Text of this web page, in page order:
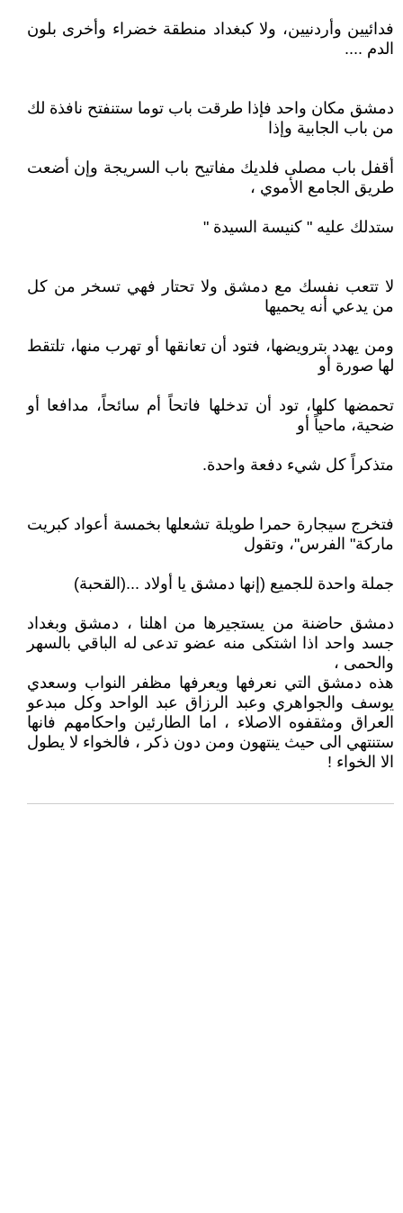
فدائيين وأردنيين، ولا كبغداد منطقة خضراء وأخرى بلون
الدم ....‏‏‏‏‏
دمشق مكان واحد فإذا طرقت باب توما ستنفتح نافذة لك
من باب الجابية وإذا
أقفل باب مصلى فلديك مفاتيح باب السريجة‏‏‏‏‏ وإن أضعت
طريق الجامع الأموي ،
ستدلك عليه " كنيسة السيدة "
لا تتعب نفسك مع دمشق ولا تحتار فهي تسخر من كل
من يدعي أنه يحميها
ومن يهدد بترويضها، فتود أن تعانقها أو تهرب منها، تلتقط
لها صورة أو
تحمضها كلها، تود أن تدخلها فاتحاً أم سائحاً، مدافعا أو
ضحية، ماحياً أو
متذكراً كل شيء دفعة واحدة.‏‏‏‏‏
فتخرج سيجارة حمرا طويلة تشعلها بخمسة أعواد كبريت
ماركة" الفرس"، وتقول
جملة واحدة للجميع (إنها دمشق يا أولاد ...(القحبة)
دمشق حاضنة من يستجيرها من اهلنا ، دمشق وبغداد
جسد واحد اذا اشتكى منه عضو تدعى له الباقي بالسهر
والحمى ،
هذه دمشق التي نعرفها ويعرفها مظفر النواب وسعدي
يوسف والجواهري وعبد الرزاق عبد الواحد وكل مبدعو
العراق ومثقفوه الاصلاء ، اما الطارئين واحكامهم فانها
ستنتهي الى حيث ينتهون ومن دون ذكر ، فالخواء لا يطول
الا الخواء !